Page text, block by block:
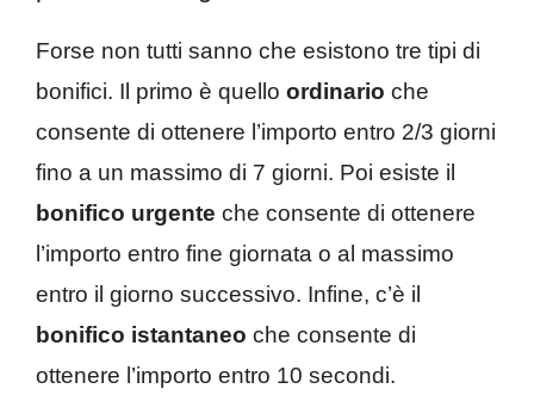
Forse non tutti sanno che esistono tre tipi di
bonifici. Il primo è quello ordinario che
consente di ottenere l’importo entro 2/3 giorni
fino a un massimo di 7 giorni. Poi esiste il
bonifico urgente che consente di ottenere
l’importo entro fine giornata o al massimo
entro il giorno successivo. Infine, c’è il
bonifico istantaneo che consente di
ottenere l’importo entro 10 secondi.